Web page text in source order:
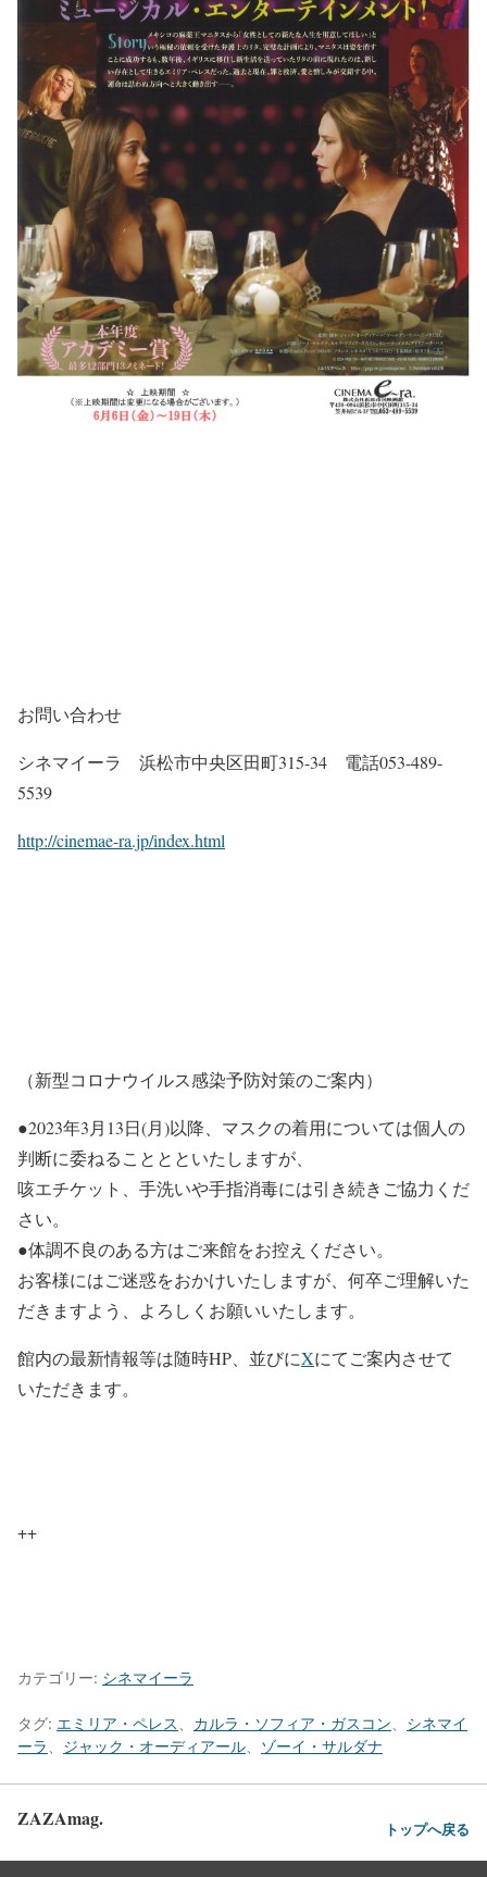
お問い合わせ
シネマイーラ 浜松市中央区田町315-34 電話053-489-
5539
http://cinemae-ra.jp/index.html
（新型コロナウイルス感染予防対策のご案内）
●2023年3月13日(月)以降、マスクの着用については個人の
判断に委ねることとといたしますが、
咳エチケット、手洗いや手指消毒には引き続きご協力くだ
さい。
●体調不良のある方はご来館をお控えください。
お客様にはご迷惑をおかけいたしますが、何卒ご理解いた
だきますよう、よろしくお願いいたします。
館内の最新情報等は随時HP、並びにXにてご案内させて
いただきます。
++
カテゴリー: シネマイーラ
タグ: エミリア・ペレス カルラ・ソフィア・ガスコン
シネマイ
ーラ
ジャック・オーディアール ゾーイ・サルダナ
ZAZAmag. トップへ戻る